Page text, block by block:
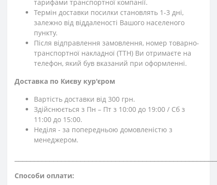
тарифами транспортної компанії.
Термін доставки посилки становлять 1-3 дні,
залежно від віддаленості Вашого населеного
пункту.
Після відправлення замовлення, номер товарно-
транспортної накладної (ТТН) Ви отримаєте на
телефон, який був вказаний при оформленні.
Доставка по Києву кур'єром
Вартість доставки від 300 грн.
Здійснюється з Пн – Пт з 10:00 до 19:00 / Сб з
11:00 до 15:00.
Неділя - за попередньою домовленістю з
менеджером.
Способи оплати: